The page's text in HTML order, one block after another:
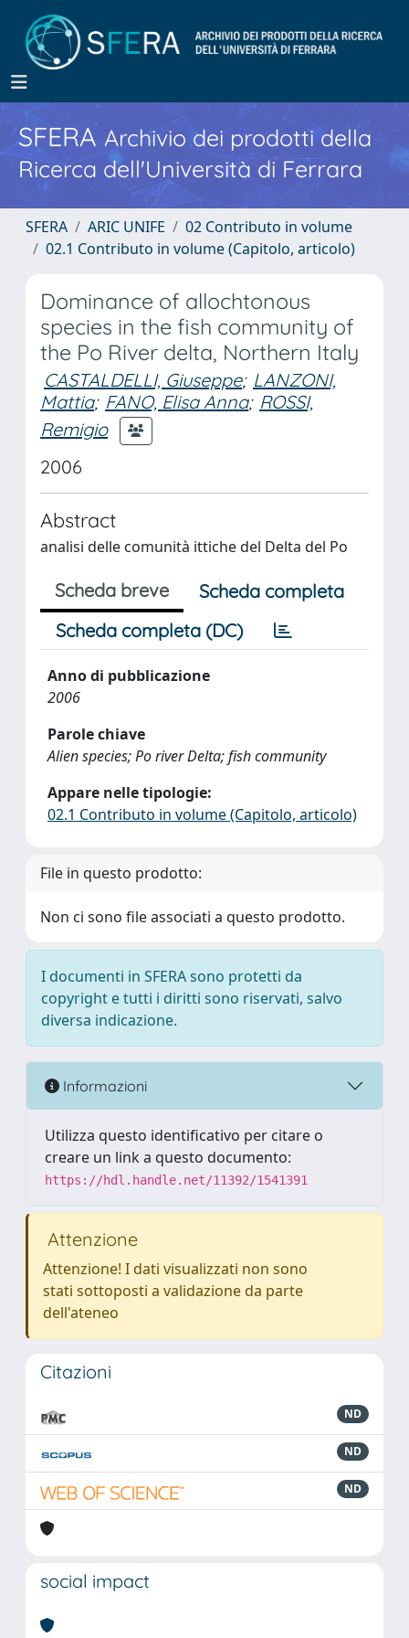
SFERA Archivio dei prodotti della
Ricerca dell'Università di Ferrara
SFERA ARIC UNIFE
02 Contributo in volume
02.1 Contributo in volume (Capitolo, articolo)
Dominance of allochtonous
species in the fish community of
the Po River delta, Northern Italy
CASTALDELLI, Giuseppe; LANZONI,
Mattia; FANO, Elisa Anna; ROSSI,
Remigio
2006
Abstract
analisi delle comunità ittiche del Delta del Po
Scheda breve
Scheda completa
Scheda completa (DC)
Anno di pubblicazione
2006
Parole chiave
Alien species; Po river Delta; fish community
Appare nelle tipologie:
02.1 Contributo in volume (Capitolo, articolo)
File in questo prodotto:
Non ci sono file associati a questo prodotto.
I documenti in SFERA sono protetti da
copyright e tutti i diritti sono riservati, salvo
diversa indicazione.
Informazioni
Utilizza questo identificativo per citare o
creare un link a questo documento:
https://hdl.handle.net/11392/1541391
Attenzione
Attenzione! I dati visualizzati non sono
stati sottoposti a validazione da parte
dell'ateneo
Citazioni
ND
ND
ND
social impact